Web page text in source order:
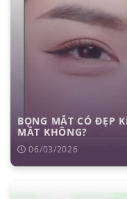
BỌNG MẮT CÓ ĐẸP
MẮT KHÔNG?
06/03/2026